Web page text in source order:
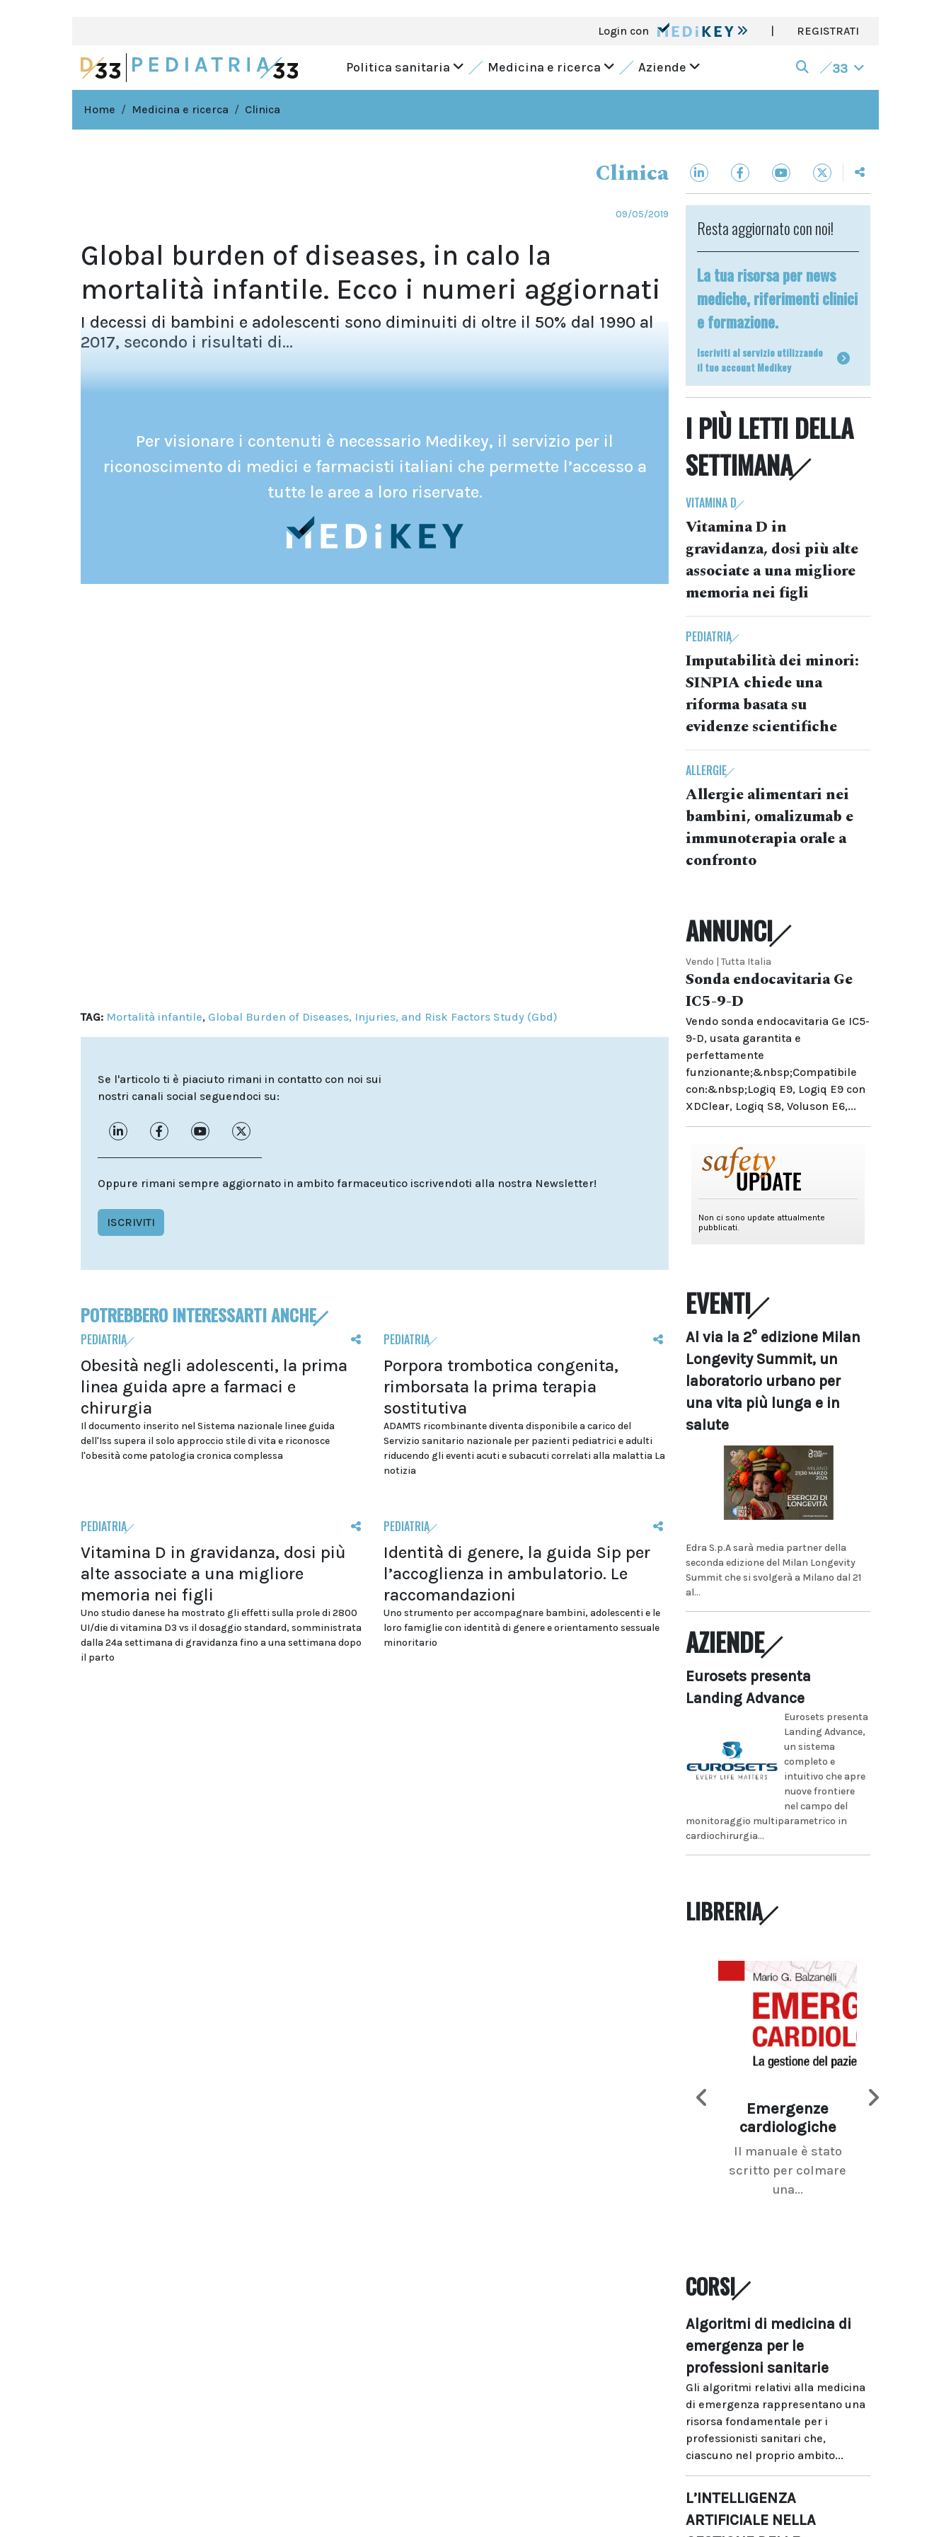
Login con | REGISTRATI
Politica sanitaria Medicina e ricerca Aziende 33
Home Medicina e ricerca Clinica
Clinica
09/05/2019
Global burden of diseases, in calo la
mortalità infantile. Ecco i numeri aggiornati
I decessi di bambini e adolescenti sono diminuiti di oltre il 50% dal 1990 al
2017, secondo i risultati di...
Per visionare i contenuti è necessario Medikey, il servizio per il
riconoscimento di medici e farmacisti italiani che permette l’accesso a
tutte le aree a loro riservate.
TAG: Mortalità infantile, Global Burden of Diseases, Injuries, and Risk Factors Study (Gbd)
Se l'articolo ti è piaciuto rimani in contatto con noi sui
nostri canali social seguendoci su:
Oppure rimani sempre aggiornato in ambito farmaceutico iscrivendoti alla nostra Newsletter!
ISCRIVITI
POTREBBERO INTERESSARTI ANCHE
PEDIATRIA
Obesità negli adolescenti, la prima
linea guida apre a farmaci e
chirurgia
Il documento inserito nel Sistema nazionale linee guida
dell'Iss supera il solo approccio stile di vita e riconosce
l'obesità come patologia cronica complessa
PEDIATRIA
Porpora trombotica congenita,
rimborsata la prima terapia
sostitutiva
ADAMTS ricombinante diventa disponibile a carico del
Servizio sanitario nazionale per pazienti pediatrici e adulti
riducendo gli eventi acuti e subacuti correlati alla malattia La
notizia
PEDIATRIA
Vitamina D in gravidanza, dosi più
alte associate a una migliore
memoria nei figli
Uno studio danese ha mostrato gli effetti sulla prole di 2800
UI/die di vitamina D3 vs il dosaggio standard, somministrata
dalla 24a settimana di gravidanza fino a una settimana dopo
il parto
PEDIATRIA
Identità di genere, la guida Sip per
l’accoglienza in ambulatorio. Le
raccomandazioni
Uno strumento per accompagnare bambini, adolescenti e le
loro famiglie con identità di genere e orientamento sessuale
minoritario
Resta aggiornato con noi!
La tua risorsa per news
mediche, riferimenti clinici
e formazione.
Iscriviti al servizio utilizzando
il tuo account Medikey
I PIÙ LETTI DELLA
SETTIMANA
VITAMINA D
Vitamina D in
gravidanza, dosi più alte
associate a una migliore
memoria nei figli
PEDIATRIA
Imputabilità dei minori:
SINPIA chiede una
riforma basata su
evidenze scientifiche
ALLERGIE
Allergie alimentari nei
bambini, omalizumab e
immunoterapia orale a
confronto
ANNUNCI
Vendo | Tutta Italia
Sonda endocavitaria Ge
IC5-9-D
Vendo sonda endocavitaria Ge IC5-
9-D, usata garantita e
perfettamente
funzionante;&nbsp;Compatibile
con:&nbsp;Logiq E9, Logiq E9 con
XDClear, Logiq S8, Voluson E6,...
EVENTI
Al via la 2° edizione Milan
Longevity Summit, un
laboratorio urbano per
una vita più lunga e in
salute
Edra S.p.A sarà media partner della
seconda edizione del Milan Longevity
Summit che si svolgerà a Milano dal 21
al...
AZIENDE
Eurosets presenta
Landing Advance
Eurosets presenta
Landing Advance,
un sistema
completo e
intuitivo che apre
nuove frontiere
nel campo del
monitoraggio multiparametrico in
cardiochirurgia...
LIBRERIA
Emergenze
cardiologiche
Il manuale è stato
scritto per colmare
una...
CORSI
Algoritmi di medicina di
emergenza per le
professioni sanitarie
Gli algoritmi relativi alla medicina
di emergenza rappresentano una
risorsa fondamentale per i
professionisti sanitari che,
ciascuno nel proprio ambito...
L’INTELLIGENZA
ARTIFICIALE NELLA